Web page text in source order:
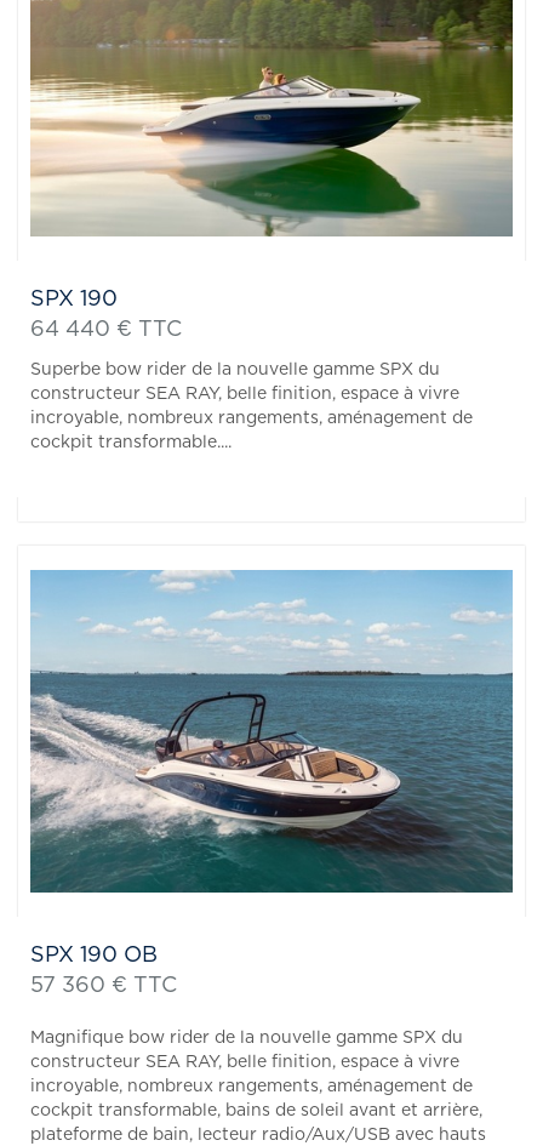
SPX 190
64 440 € TTC
Superbe bow rider de la nouvelle gamme SPX du
constructeur SEA RAY, belle finition, espace à vivre
incroyable, nombreux rangements, aménagement de
cockpit transformable....
SPX 190 OB
57 360 € TTC
Magnifique bow rider de la nouvelle gamme SPX du
constructeur SEA RAY, belle finition, espace à vivre
incroyable, nombreux rangements, aménagement de
cockpit transformable, bains de soleil avant et arrière,
plateforme de bain, lecteur radio/Aux/USB avec hauts